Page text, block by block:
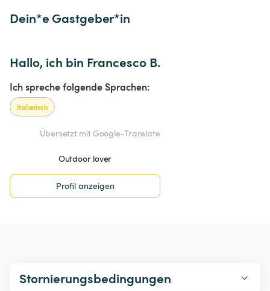
Dein*e Gastgeber*in
Hallo, ich bin Francesco B.
Ich spreche folgende Sprachen:
Italienisch
Übersetzt mit Google-Translate
Outdoor lover
Profil anzeigen
Stornierungsbedingungen